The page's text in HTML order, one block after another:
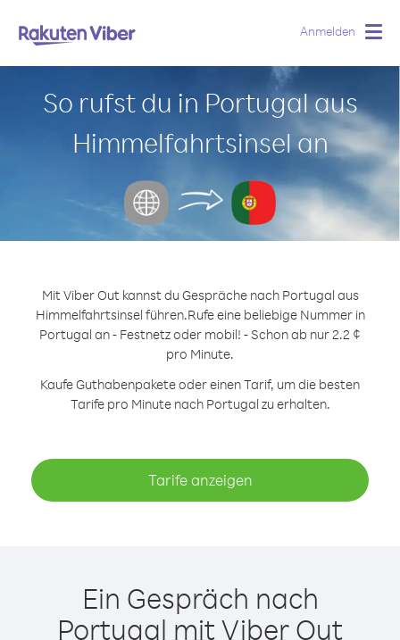
Anmelden
So rufst du in Portugal aus
Himmelfahrtsinsel an
Mit Viber Out kannst du Gespräche nach Portugal aus
Himmelfahrtsinsel führen.Rufe eine beliebige Nummer in
Portugal an - Festnetz oder mobil! - Schon ab nur 2.2 ¢
pro Minute.
Kaufe Guthabenpakete oder einen Tarif, um die besten
Tarife pro Minute nach Portugal zu erhalten.
Tarife anzeigen
Ein Gespräch nach
Portugal mit Viber Out